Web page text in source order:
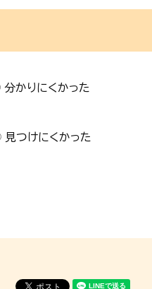
分かりにくかった
見つけにくかった